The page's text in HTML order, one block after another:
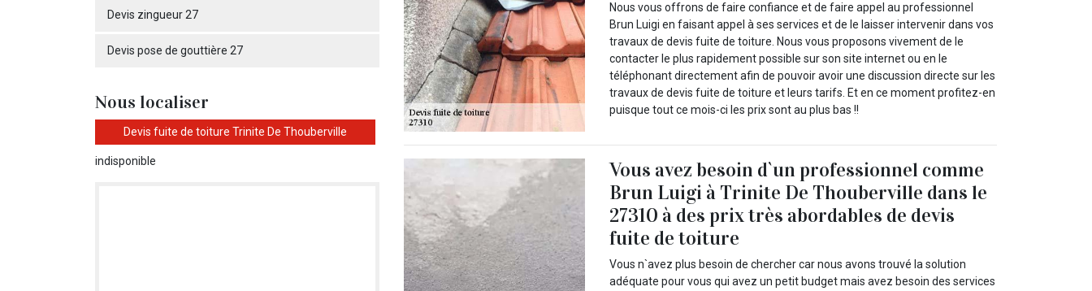
Devis zingueur 27
Devis pose de gouttière 27
Nous localiser
Devis fuite de toiture Trinite De Thouberville
indisponible
Nous vous offrons de faire confiance et de faire appel au professionnel
Brun Luigi en faisant appel à ses services et de le laisser intervenir dans vos
travaux de devis fuite de toiture. Nous vous proposons vivement de le
contacter le plus rapidement possible sur son site internet ou en le
téléphonant directement afin de pouvoir avoir une discussion directe sur les
travaux de devis fuite de toiture et leurs tarifs. Et en ce moment profitez-en
puisque tout ce mois-ci les prix sont au plus bas !!
Vous avez besoin d`un professionnel comme
Brun Luigi à Trinite De Thouberville dans le
27310 à des prix très abordables de devis
fuite de toiture
Vous n`avez plus besoin de chercher car nous avons trouvé la solution
adéquate pour vous qui avez un petit budget mais avez besoin des services